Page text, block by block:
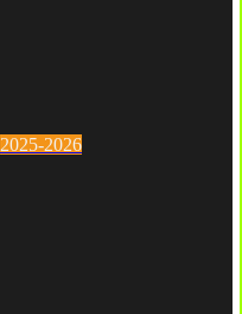
2025-2026